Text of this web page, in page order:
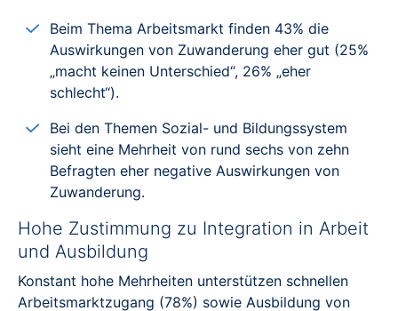
Beim Thema Arbeitsmarkt finden 43% die
Auswirkungen von Zuwanderung eher gut (25%
„macht keinen Unterschied“, 26% „eher
schlecht“).
Bei den Themen Sozial- und Bildungssystem
sieht eine Mehrheit von rund sechs von zehn
Befragten eher negative Auswirkungen von
Zuwanderung.
Hohe Zustimmung zu Integration in Arbeit
und Ausbildung
Konstant hohe Mehrheiten unterstützen schnellen
Arbeitsmarktzugang (78%) sowie Ausbildung von